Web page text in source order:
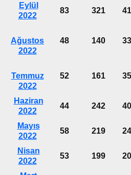
Eylül
2022
83 321
Ağustos
2022
48 140
Temmuz
2022
52 161
Haziran
2022
44 242
Mayıs
2022
58 219
Nisan
2022
53 199